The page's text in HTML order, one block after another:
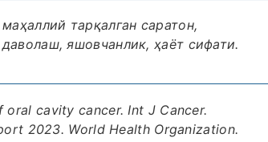
тарқалган саратон,
яшовчанлик, ҳаёт сифати.
oral cavity cancer. Int J Cancer.
2023. World Health Organization.